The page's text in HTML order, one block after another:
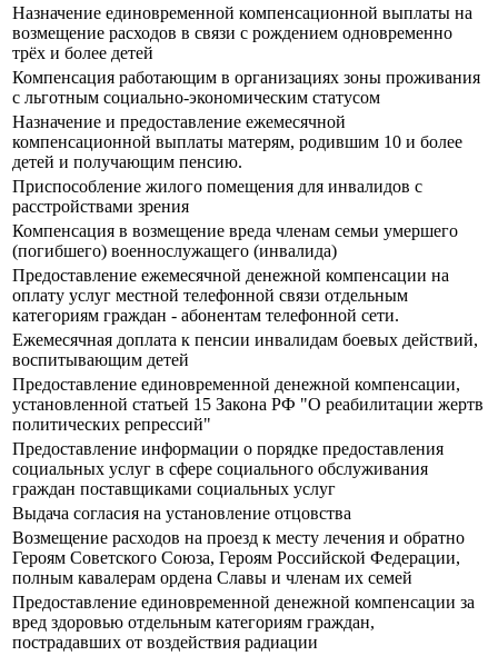
Назначение единовременной компенсационной выплаты на
возмещение расходов в связи с рождением одновременно
трёх и более детей
Компенсация работающим в организациях зоны проживания
с льготным социально-экономическим статусом
Назначение и предоставление ежемесячной
компенсационной выплаты матерям, родившим 10 и более
детей и получающим пенсию.
Приспособление жилого помещения для инвалидов с
расстройствами зрения
Компенсация в возмещение вреда членам семьи умершего
(погибшего) военнослужащего (инвалида)
Предоставление ежемесячной денежной компенсации на
оплату услуг местной телефонной связи отдельным
категориям граждан - абонентам телефонной сети.
Ежемесячная доплата к пенсии инвалидам боевых действий,
воспитывающим детей
Предоставление единовременной денежной компенсации,
установленной статьей 15 Закона РФ "О реабилитации жертв
политических репрессий"
Предоставление информации о порядке предоставления
социальных услуг в сфере социального обслуживания
граждан поставщиками социальных услуг
Выдача согласия на установление отцовства
Возмещение расходов на проезд к месту лечения и обратно
Героям Советского Союза, Героям Российской Федерации,
полным кавалерам ордена Славы и членам их семей
Предоставление единовременной денежной компенсации за
вред здоровью отдельным категориям граждан,
пострадавших от воздействия радиации